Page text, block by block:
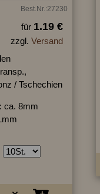
Best.Nr.:27230
für 1.19 €
zzgl. Versand
/ Tschechien
ca. 8mm